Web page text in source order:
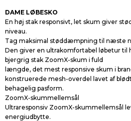
DAME LØBESKO
En høj stak responsivt, let skum giver
niveau.
Tag maksimal støddæmpning til næste
Den giver en ultrakomfortabel løbetur
bjergrig stak ZoomX-skum i fuld
længde, det mest responsive skum i
konstruerede mesh-overdel lavet af
behagelig pasform.
ZoomX-skummellemsål
Ultraresponsiv ZoomX-skummellemsål
energiudbytte.